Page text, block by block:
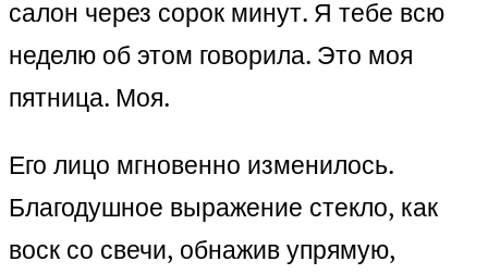
салон через сорок минут. Я тебе всю
неделю об этом говорила. Это моя
пятница. Моя.
Его лицо мгновенно изменилось.
Благодушное выражение стекло, как
воск со свечи, обнажив упрямую,